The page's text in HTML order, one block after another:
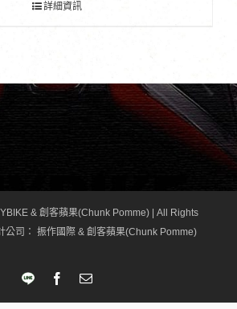
詳細資訊
& 創客蘋果(Chunk Pomme) | All Rights
公司 ： 振作國際 & 創客蘋果(Chunk Pomme)
LINE FacebookEmail: